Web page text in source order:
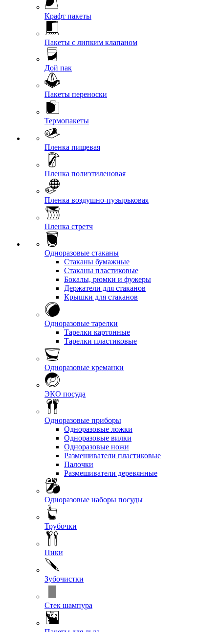
Крафт пакеты
Пакеты с липким клапаном
Дой пак
Пакеты переноски
Термопакеты
Пленка пищевая
Пленка полиэтиленовая
Пленка воздушно-пузырьковая
Пленка стретч
Одноразовые стаканы
Стаканы бумажные
Стаканы пластиковые
Бокалы, рюмки и фужеры
Держатели для стаканов
Крышки для стаканов
Одноразовые тарелки
Тарелки картонные
Тарелки пластиковые
Одноразовые креманки
ЭКО посуда
Одноразовые приборы
Одноразовые ложки
Одноразовые вилки
Одноразовые ножи
Размешиватели пластиковые
Палочки
Размешиватели деревянные
Одноразовые наборы посуды
Трубочки
Пики
Зубочистки
Стек шампура